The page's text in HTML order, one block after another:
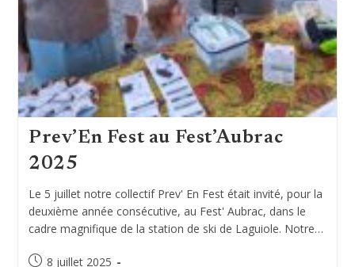
Prev’En Fest au Fest’Aubrac
2025
Le 5 juillet notre collectif Prev' En Fest était invité, pour la
deuxième année consécutive, au Fest' Aubrac, dans le
cadre magnifique de la station de ski de Laguiole. Notre…
Publication
8 juillet 2025